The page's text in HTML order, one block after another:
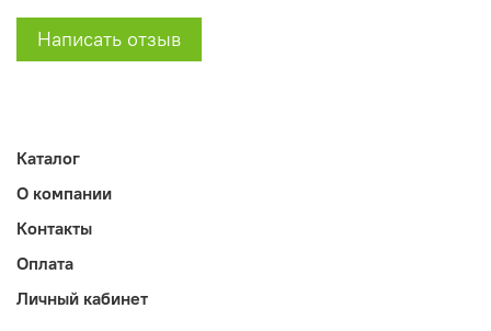
Написать отзыв
Каталог
О компании
Контакты
Оплата
Личный кабинет